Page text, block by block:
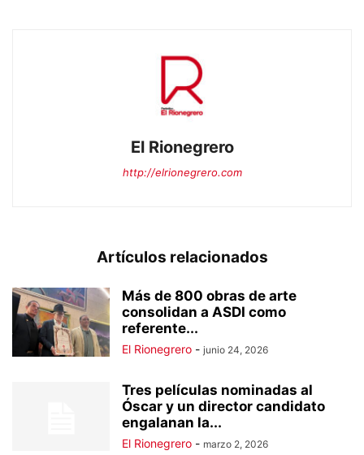
El Rionegrero
http://elrionegrero.com
Artículos relacionados
Más de 800 obras de arte
consolidan a ASDI como
referente...
El Rionegrero - junio 24, 2026
Tres películas nominadas al
Óscar y un director candidato
engalanan la...
El Rionegrero - marzo 2, 2026